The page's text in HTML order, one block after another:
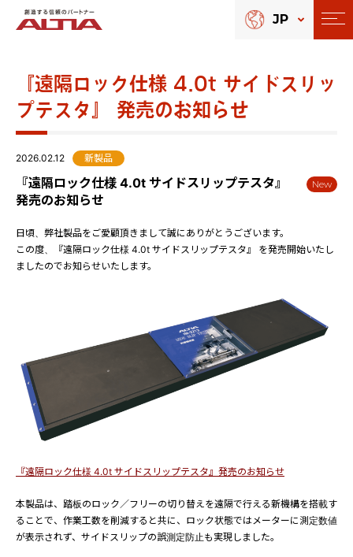
JP
『遠隔ロック仕様 4.0t サイドスリッ
プテスタ』 発売のお知らせ
2026.02.12 新製品
『遠隔ロック仕様 4.0t サイドスリップテスタ』
発売のお知らせ
New
日頃、弊社製品をご愛顧頂きまして誠にありがとうございます。
この度、『遠隔ロック仕様 4.0t サイドスリップテスタ』 を発売開始いたし
ましたのでお知らせいたします。
『遠隔ロック仕様 4.0t サイドスリップテスタ』発売のお知らせ
本製品は、踏板のロック／フリーの切り替えを遠隔で行える新機構を搭載す
ることで、作業工数を削減すると共に、ロック状態ではメーターに測定数値
が表示されず、サイドスリップの誤測定防止も実現しました。